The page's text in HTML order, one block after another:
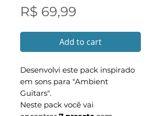
R$ 69,99
Add to cart
Desenvolvi este pack inspirado
em sons para "Ambient
Guitars".
Neste pack você vai